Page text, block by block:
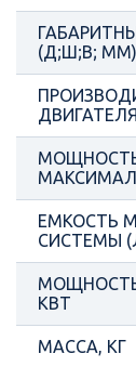
(Д;Ш;В; ММ)
ДВИГАТЕЛЯ
ЕМКОСТЬ
СИСТЕМЫ
МОЩНОСТЬ
КВТ
МАССА, КГ